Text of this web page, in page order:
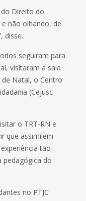
Direito do
não olhando, de
disse.
seguiram para
visitaram a sala
de Natal, o Centro
(Cejusc
o TRT-RN e
que assimilem
tão
pedagógica do
no PTJC